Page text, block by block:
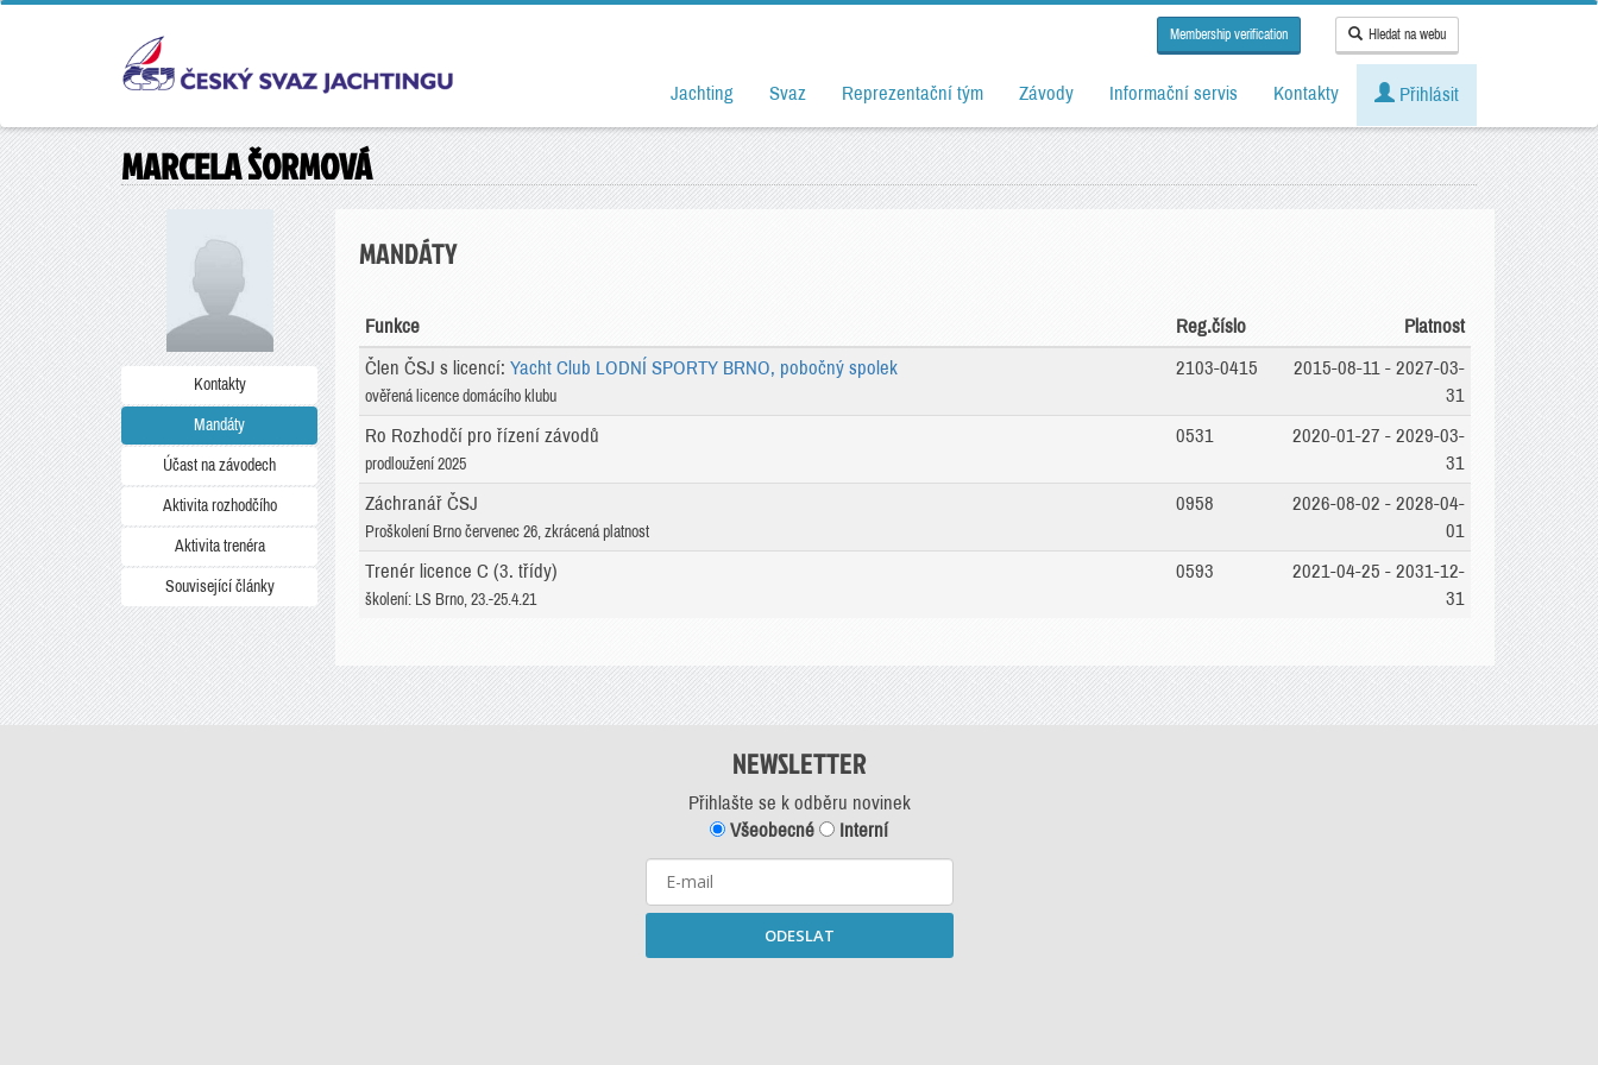
Membership verification Hledat na webu
Jachting Svaz Reprezentační tým Závody Informační servis Kontakty Přihlásit
MARCELA ŠORMOVÁ
Kontakty
Mandáty
Účast na závodech
Aktivita rozhodčího
Aktivita trenéra
Související články
MANDÁTY
Funkce Reg.číslo Platnost
Člen ČSJ s licencí: Yacht Club LODNÍ SPORTY BRNO, pobočný spolek
ověřená licence domácího klubu
2103-0415
2015-08-11 - 2027-03-
31
Ro Rozhodčí pro řízení závodů
prodloužení 2025
0531
2020-01-27 - 2029-03-
31
Záchranář ČSJ
Proškolení Brno červenec 26, zkrácená platnost
0958
2026-08-02 - 2028-04-
01
Trenér licence C (3. třídy)
školení: LS Brno, 23.-25.4.21
0593
2021-04-25 - 2031-12-
31
NEWSLETTER
Přihlašte se k odběru novinek
Všeobecné
Interní
ODESLAT